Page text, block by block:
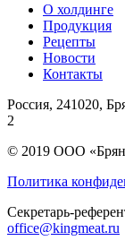
О холдинге
Продукция
Рецепты
Новости
Контакты
Россия, 241020,
2
© 2019 ООО
Политика
Секретарь-
office@kingmeat.ru